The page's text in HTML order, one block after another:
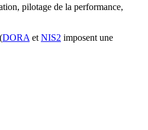
pilotage de la performance,
DORA et NIS2 imposent une